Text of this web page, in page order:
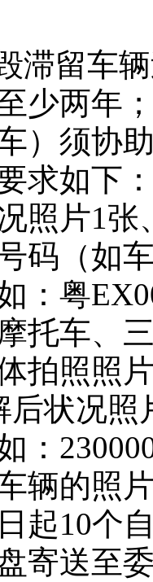
滞留车
少两年
）须协
求如下
照片1
码（如
：粤
托车、
拍照照
后状况
：
辆的照
起10个
寄送至